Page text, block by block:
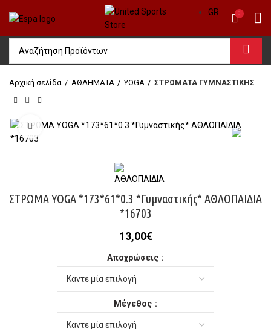
GR 0
Αρχική σελίδα ΑΘΛΗΜΑΤΑ ΥΟGΑ ΣΤΡΩΜΑΤΑ ΓΥΜΝΑΣΤΙΚΗΣ
Click to enlarge
ΣΤΡΩΜΑ YOGA *173*61*0.3 *Γυμναστικής* ΑΘΛΟΠΑΙΔΙΑ
*16703
13,00€
Αποχρώσεις
Μέγεθος